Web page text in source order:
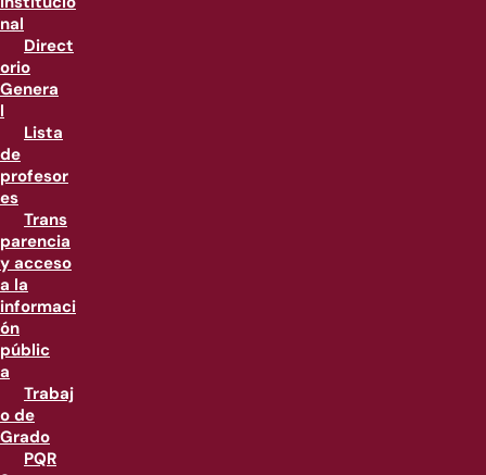
nal
Direct
orio
Genera
l
Lista
de
profesor
es
Trans
parencia
y acceso
a la
informaci
ón
públic
a
Trabaj
o de
Grado
PQR